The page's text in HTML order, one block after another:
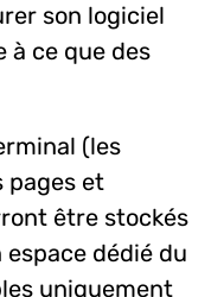
son logiciel
à ce que des
(les
pages et
être stockés
dédié du
uniquement